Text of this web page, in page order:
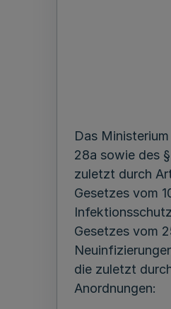
Das
28a sowie des
zuletzt durch
Gesetzes vom
Gesetzes vom
die zuletzt
Anordnungen: